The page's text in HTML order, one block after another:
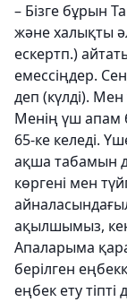
– Бізге бұрын
және халықты
ескертп.)
емессіңдер.
деп (күлді).
Менің үш апам
65-ке келеді.
ақша табамын
көргені мен
ақылшымыз,
Апаларыма
берілген
еңбек ету